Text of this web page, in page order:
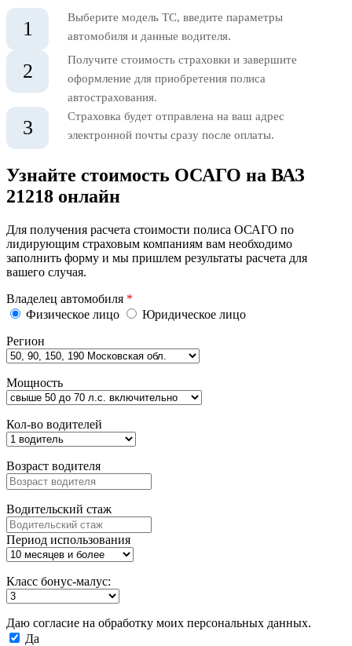
1
Выберите модель ТС, введите параметры
автомобиля и данные водителя.
2
Получите стоимость страховки и завершите
оформление для приобретения полиса
автострахования.
3
Страховка будет отправлена на ваш адрес
электронной почты сразу после оплаты.
Узнайте стоимость ОСАГО на ВАЗ
21218 онлайн
Для получения расчета стоимости полиса ОСАГО по
лидирующим страховым компаниям вам необходимо
заполнить форму и мы пришлем результаты расчета для
вашего случая.
Владелец автомобиля *
Физическое лицо
Юридическое лицо
Регион
Мощность
Кол-во водителей
Возраст водителя
Водительский стаж
Период использования
Класс бонус-малус:
Даю согласие на обработку моих персональных данных.
Да